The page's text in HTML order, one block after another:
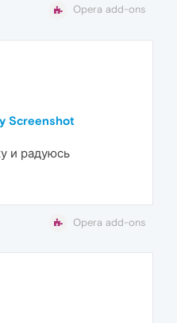
Opera add-ons
Screenshot
и радуюсь
Opera add-ons